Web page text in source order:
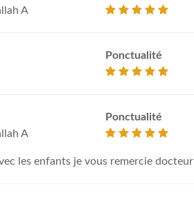
A
Ponctualité
A
Ponctualité
les enfants je vous remercie docteur